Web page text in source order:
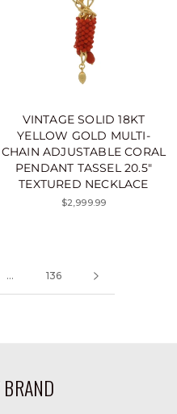
VINTAGE SOLID 18KT
YELLOW GOLD MULTI-
CHAIN ADJUSTABLE CORAL
PENDANT TASSEL 20.5"
TEXTURED NECKLACE
$2,999.99
... 136